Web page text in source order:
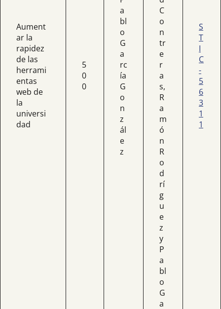
Aument
ar la
rapidez
de las
herrami
entas
web de
la
universi
dad
5
0
0
a
bl
o
G
a
rc
ía
G
o
n
z
ál
e
z
C
o
n
tr
e
r
a
s,
R
a
m
ó
n
R
o
d
rí
g
u
e
z
y
P
a
bl
o
G
a
S
T
I
C
-
5
6
3
1
1